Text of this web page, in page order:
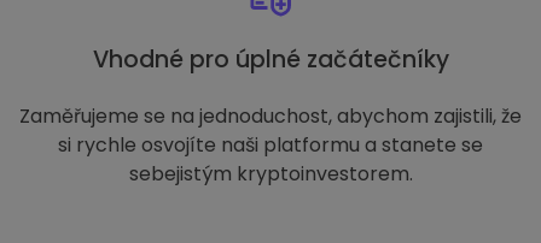
Vhodné pro úplné začátečníky
Zaměřujeme se na jednoduchost, abychom zajistili, že
si rychle osvojíte naši platformu a stanete se
sebejistým kryptoinvestorem.